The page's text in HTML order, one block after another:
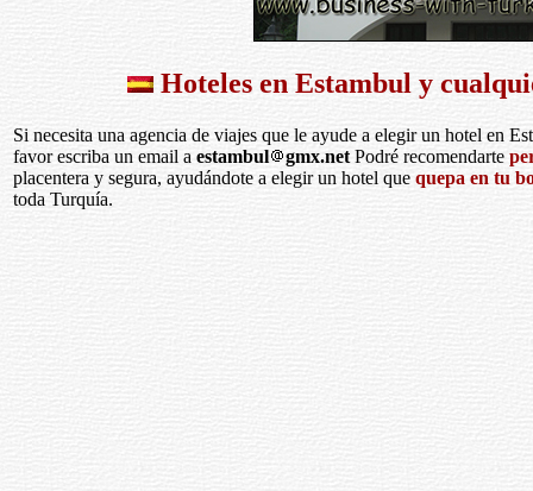
Hoteles en Estambul y
Si necesita una agencia de viajes que le ayude a elegir un hotel en
favor escriba un email a estambul gmx.net Podré recomendarte
placentera y segura, ayudándote a elegir un hotel que quepa en tu
toda Turquía.